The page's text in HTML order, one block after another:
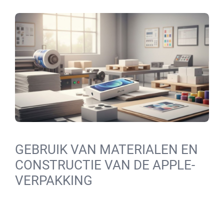
GEBRUIK VAN MATERIALEN EN
CONSTRUCTIE VAN DE APPLE-
VERPAKKING